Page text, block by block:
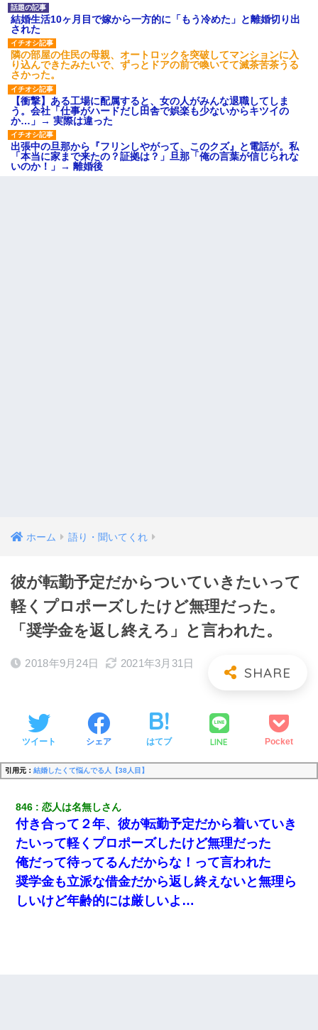
結婚生活10ヶ月目で嫁から一方的に「もう冷めた」と離婚切り出
された
隣の部屋の住民の母親、オートロックを突破してマンションに入
り込んできたみたいで、ずっとドアの前で喚いてて滅茶苦茶うる
さかった。
【衝撃】ある工場に配属すると、女の人がみんな退職してしま
う。会社「仕事がハードだし田舎で娯楽も少ないからキツイの
か…」→ 実際は違った
出張中の旦那から『フリンしやがって、このクズ』と電話が。私
「本当に家まで来たの？証拠は？」旦那「俺の言葉が信じられな
いのか！」→ 離婚後
ホーム 語り・聞いてくれ
彼が転勤予定だからついていきたいって
軽くプロポーズしたけど無理だった。
「奨学金を返し終えろ」と言われた。
2018年9月24日 2021年3月31日
ツイート シェア はてブ LINE Pocket
引用元： 結婚したくて悩んでる人【38人目】
846 恋人は名無しさん
付き合って２年、彼が転勤予定だから着いていき
たいって軽くプロポーズしたけど無理だった
俺だって待ってるんだからな！って言われた
奨学金も立派な借金だから返し終えないと無理ら
しいけど年齢的には厳しいよ…